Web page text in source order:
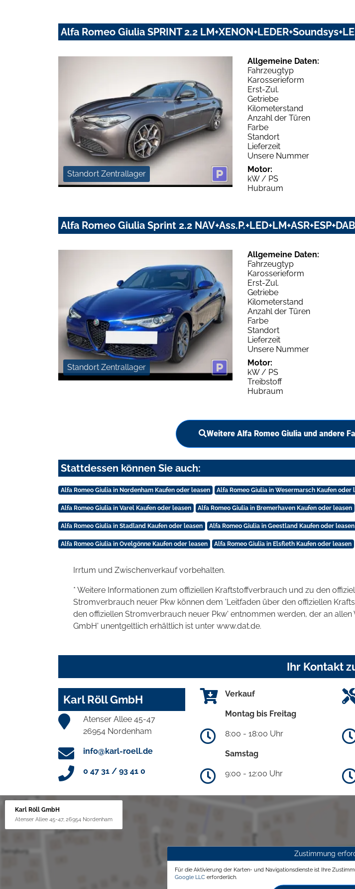
Alfa Romeo Giulia SPRINT 2.2
Standort Zentrallager
Allgemeine Daten:
Fahrzeugtyp
Karosserieform
Erst-Zul.
Getriebe
Kilometerstand
Anzahl der Türen
Farbe
Standort
Lieferzeit
Unsere Nummer
Motor:
kW / PS
Hubraum
Alfa Romeo Giulia Sprint 2.2 NAV+Ass.P.+LED+LM+ASR+ESP+DAB
Standort Zentrallager
Allgemeine Daten:
Fahrzeugtyp
Karosserieform
Erst-Zul.
Getriebe
Kilometerstand
Anzahl der Türen
Farbe
Standort
Lieferzeit
Unsere Nummer
Motor:
kW / PS
Treibstoff
Hubraum
Weitere Alfa Romeo Giulia und andere
Stattdessen können Sie auch:
Alfa Romeo Giulia in Nordenham Kaufen oder leasen Alfa Romeo Giulia in Wesermarsch Kaufen oder
Alfa Romeo Giulia in Varel Kaufen oder leasen Alfa Romeo Giulia in Bremerhaven Kaufen oder leasen
Alfa Romeo Giulia in Stadland Kaufen oder leasen Alfa Romeo Giulia in Geestland Kaufen oder leasen
Alfa Romeo Giulia in Ovelgönne Kaufen oder leasen Alfa Romeo Giulia in Elsfleth Kaufen oder leasen
Irrtum und Zwischenverkauf vorbehalten.
* Weitere Informationen zum offiziellen Kraftstoffverbrauch und zu den
Stromverbrauch neuer Pkw können dem 'Leitfaden über den offiziellen
den offiziellen Stromverbrauch neuer Pkw' entnommen werden, der an
GmbH' unentgeltlich erhältlich ist unter www.dat.de.
Ihr Kontakt
Karl Röll GmbH
Atenser Allee 45-47
26954 Nordenham
info@karl-roell.de
0 47 31 / 93 41 0
Verkauf
Montag bis Freitag
8:00 - 18:00 Uhr
Samstag
9:00 - 12:00 Uhr
Karl Röll GmbH
Atenser Allee 45-47, 26954 Nordenham
Zustimmung
Für die Aktivierung der Karten- und Navigationsdienste ist Ihre
Google LLC erforderlich.